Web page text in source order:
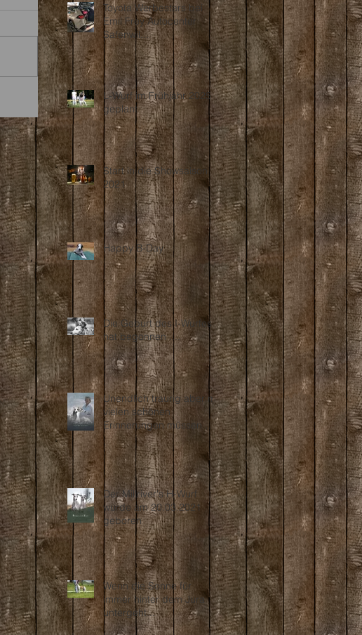
Toyota Werbestars bei
Emil Frey Autocenter
Safenwil...
L-Wurf im Frühjahr 2025
geplant
Start in die Showsaison
2021
Happy B-Day
Die Geburt des I-Wurfes
hat begonnen ....
Unendlich traurig aber mit
vielen schönen
Erinnerungen müssen wir
Abschied nehmen...
Der Millriver's H-Wurf
wurde am 20.03.2021
geboren
Wenn die Sonne für
immer hinter dem Jura
untergeht...